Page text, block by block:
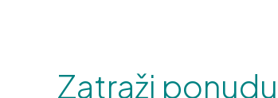
Zatraži ponudu